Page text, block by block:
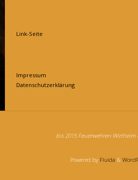
Link-Seite
Impressum
Datenschutzerklärung
bis 2015 Feuerwehren Wirtheim
Powered byFluida &